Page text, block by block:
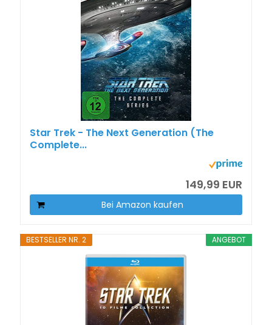
Star Trek - The Next Generation (The
Complete...
149,99 EUR
Bei Amazon kaufen
ANGEBOT
BESTSELLER NR. 2